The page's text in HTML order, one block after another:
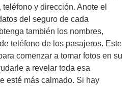
y dirección. Anote el
del seguro de cada
también los nombres,
teléfono de los pasajeros. Este
comenzar a tomar fotos en su
a revelar toda esa
esté más calmado. Si hay